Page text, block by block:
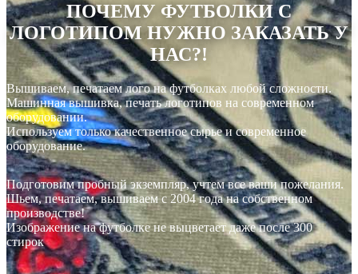
ПОЧЕМУ ФУТБОЛКИ С
ЛОГОТИПОМ НУЖНО ЗАКАЗАТЬ У
НАС?!
Вышиваем, печатаем лого на футболках любой сложности.
Машинная вышивка, печать логотипов на современном
оборудовании.
Используем только качественное сырье и современное
оборудование.
Подготовим пробный экземпляр, учтем все ваши пожелания.
Шьем, печатаем, вышиваем с 2004 года на собственном
производстве!
Изображение на футболке не выцветает даже после 300
стирок